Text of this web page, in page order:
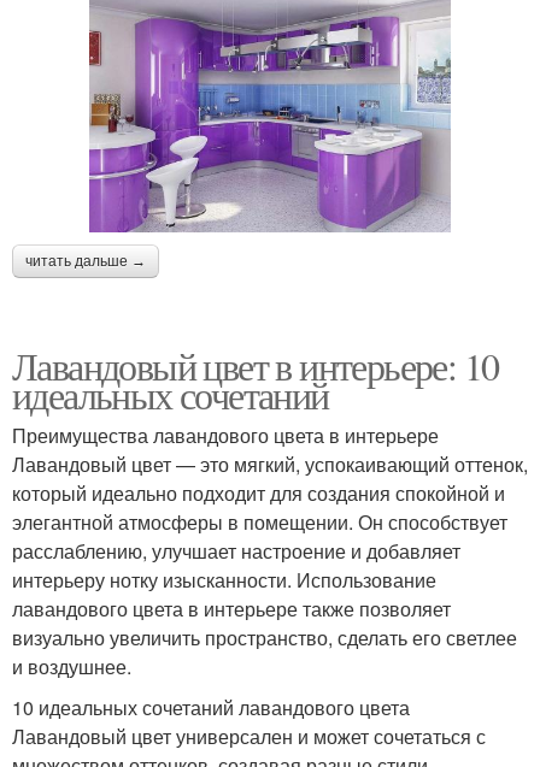
читать дальше →
Лавандовый цвет в интерьере: 10
идеальных сочетаний
Преимущества лавандового цвета в интерьере
Лавандовый цвет — это мягкий, успокаивающий оттенок,
который идеально подходит для создания спокойной и
элегантной атмосферы в помещении. Он способствует
расслаблению, улучшает настроение и добавляет
интерьеру нотку изысканности. Использование
лавандового цвета в интерьере также позволяет
визуально увеличить пространство, сделать его светлее
и воздушнее.
10 идеальных сочетаний лавандового цвета
Лавандовый цвет универсален и может сочетаться с